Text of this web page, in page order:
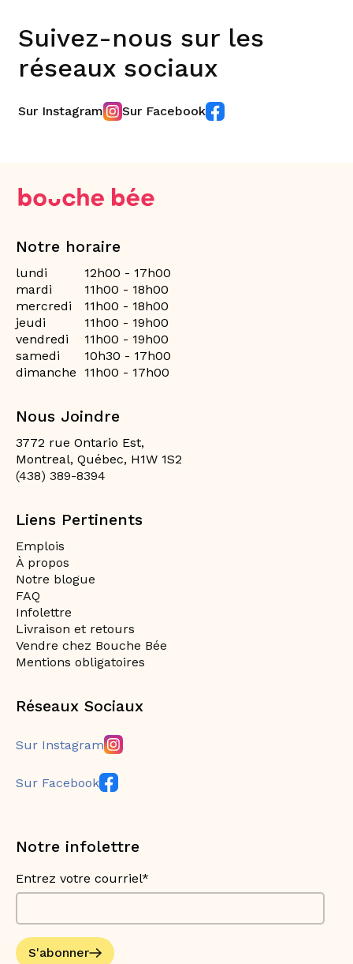
Suivez-nous sur les
réseaux sociaux
Sur Instagram Sur Facebook
Notre horaire
lundi
12h00 - 17h00
mardi
11h00 - 18h00
mercredi
11h00 - 18h00
jeudi
11h00 - 19h00
vendredi
11h00 - 19h00
samedi
10h30 - 17h00
dimanche
11h00 - 17h00
Nous Joindre
3772 rue Ontario Est,
Montreal, Québec, H1W 1S2
(438) 389-8394
Liens Pertinents
Emplois
À propos
Notre blogue
FAQ
Infolettre
Livraison et retours
Vendre chez Bouche Bée
Mentions obligatoires
Réseaux Sociaux
Sur Instagram
Sur Facebook
Notre infolettre
Entrez votre courriel*
S'abonner